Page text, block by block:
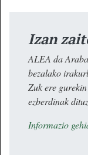
Izan
ALEA da
bezalako
Zuk ere
ezberdinak
Informazio